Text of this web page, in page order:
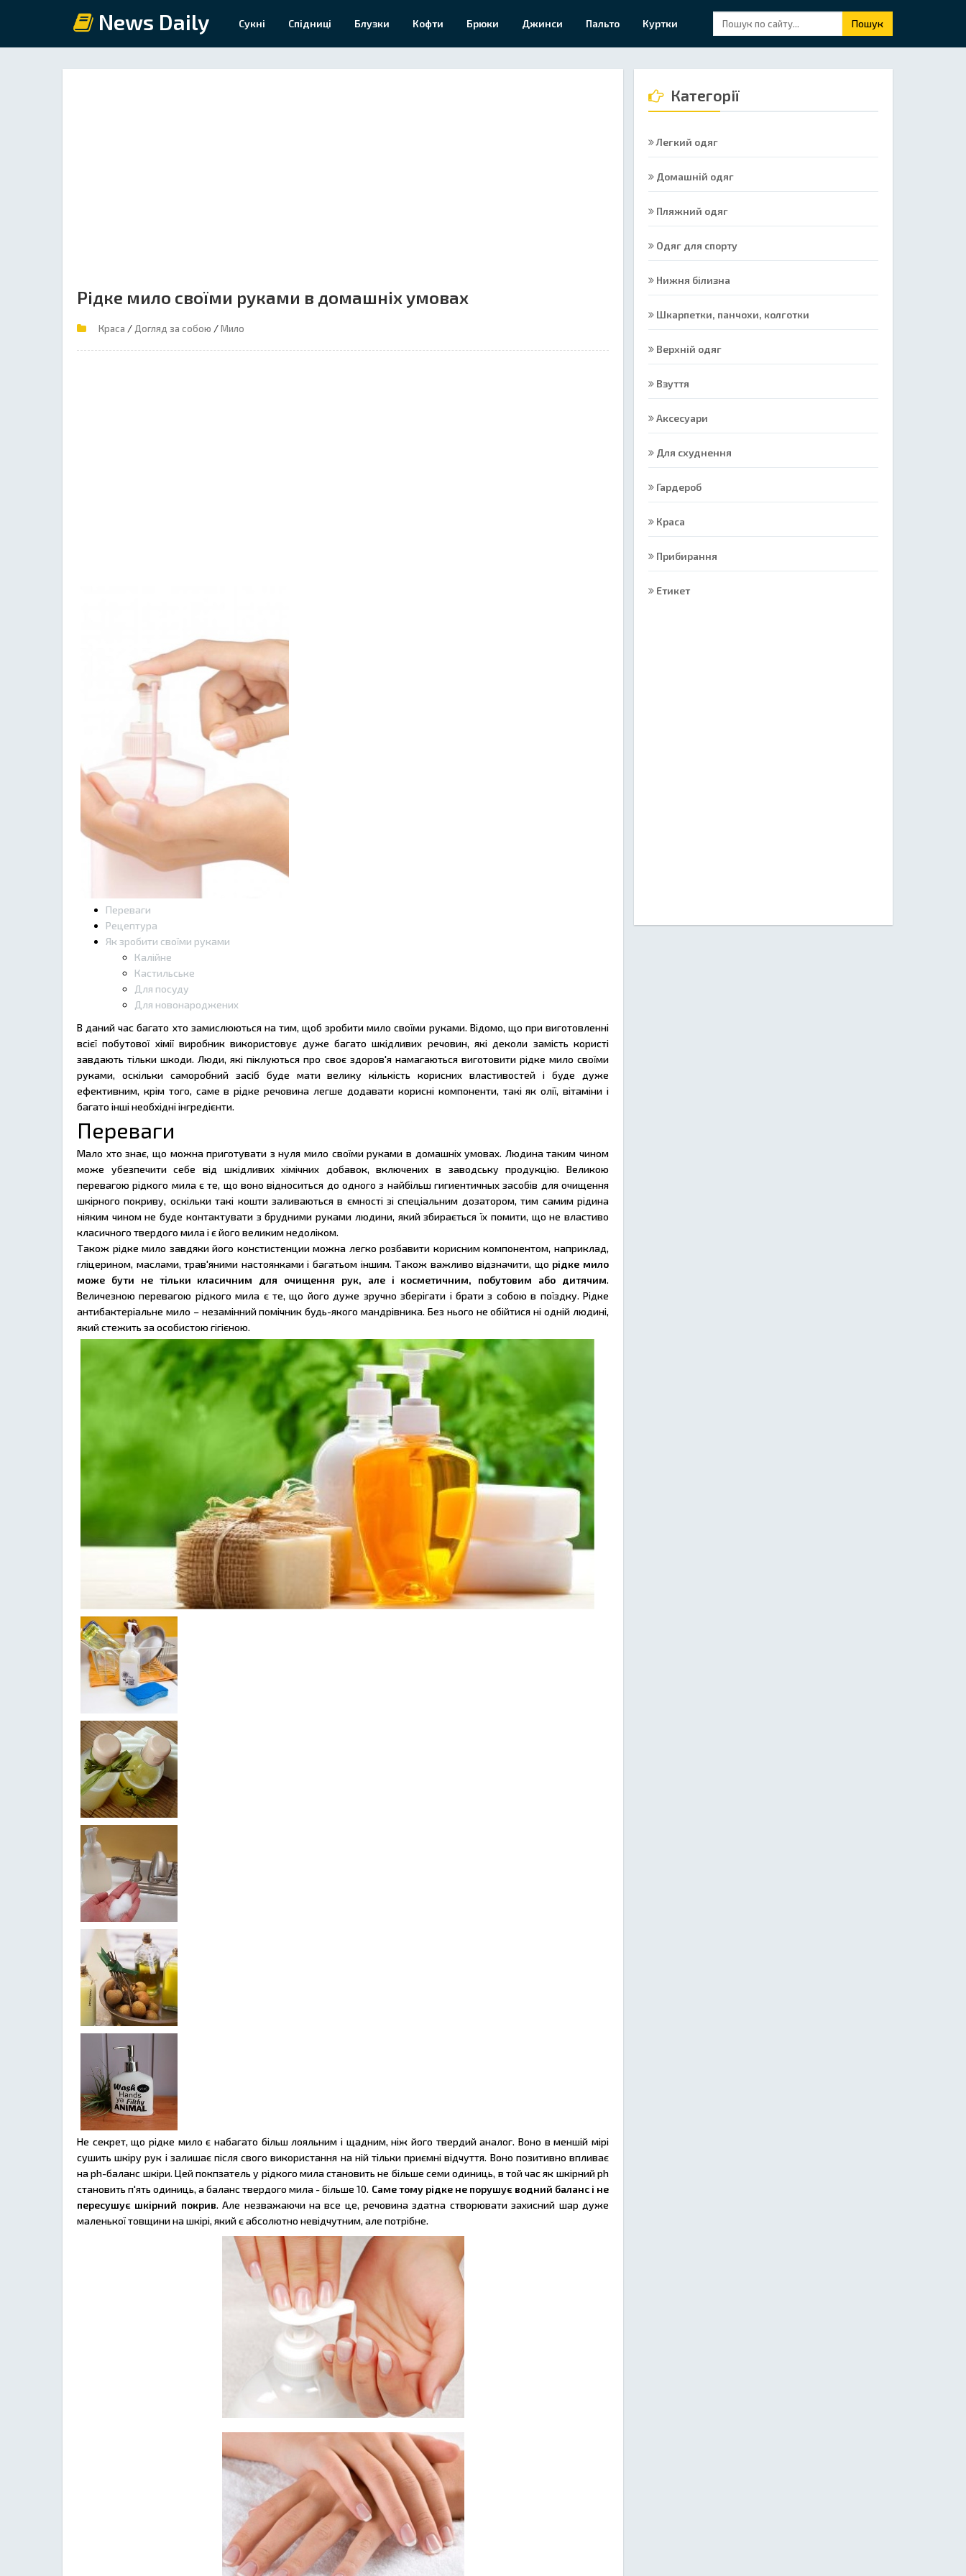
News Daily Сукні Спідниці Блузки Кофти Брюки Джинси Пальто Куртки Пошук
Рідке мило своїми руками в домашніх умовах
Краса / Догляд за собою /Мило
Переваги
Рецептура
Як зробити своїми руками
Калійне
Кастильське
Для посуду
Для новонароджених
В даний час багато хто замислюються на тим, щоб зробити мило своїми руками. Відомо, що при виготовленні
всієї побутової хімії виробник використовує дуже багато шкідливих речовин, які деколи замість користі
завдають тільки шкоди. Люди, які піклуються про своє здоров'я намагаються виготовити рідке мило своїми
руками, оскільки саморобний засіб буде мати велику кількість корисних властивостей і буде дуже
ефективним, крім того, саме в рідке речовина легше додавати корисні компоненти, такі як олії, вітаміни і
багато інші необхідні інгредієнти.
Переваги
Мало хто знає, що можна приготувати з нуля мило своїми руками в домашніх умовах. Людина таким чином
може убезпечити себе від шкідливих хімічних добавок, включених в заводську продукцію. Великою
перевагою рідкого мила є те, що воно відноситься до одного з найбільш гигиентичных засобів для очищення
шкірного покриву, оскільки такі кошти заливаються в ємності зі спеціальним дозатором, тим самим рідина
ніяким чином не буде контактувати з брудними руками людини, який збирається їх помити, що не властиво
класичного твердого мила і є його великим недоліком.
Також рідке мило завдяки його констистенции можна легко розбавити корисним компонентом, наприклад,
гліцерином, маслами, трав'яними настоянками і багатьом іншим. Також важливо відзначити, що рідке мило
може бути не тільки класичним для очищення рук, але і косметичним, побутовим або дитячим.
Величезною перевагою рідкого мила є те, що його дуже зручно зберігати і брати з собою в поїздку. Рідке
антибактеріальне мило – незамінний помічник будь-якого мандрівника. Без нього не обійтися ні одній людині,
який стежить за особистою гігієною.
Не секрет, що рідке мило є набагато більш лояльним і щадним, ніж його твердий аналог. Воно в меншій мірі
сушить шкіру рук і залишає після свого використання на ній тільки приємні відчуття. Воно позитивно впливає
на ph-баланс шкіри. Цей покпзатель у рідкого мила становить не більше семи одиниць, в той час як шкірний ph
становить п'ять одиниць, а баланс твердого мила - більше 10. Саме тому рідке не порушує водний баланс і не
пересушує шкірний покрив. Але незважаючи на все це, речовина здатна створювати захисний шар дуже
маленької товщини на шкірі, який є абсолютно невідчутним, але потрібне.
Категорії
Легкий одяг
Домашній одяг
Пляжний одяг
Одяг для спорту
Нижня білизна
Шкарпетки, панчохи, колготки
Верхній одяг
Взуття
Аксесуари
Для схуднення
Гардероб
Краса
Прибирання
Етикет